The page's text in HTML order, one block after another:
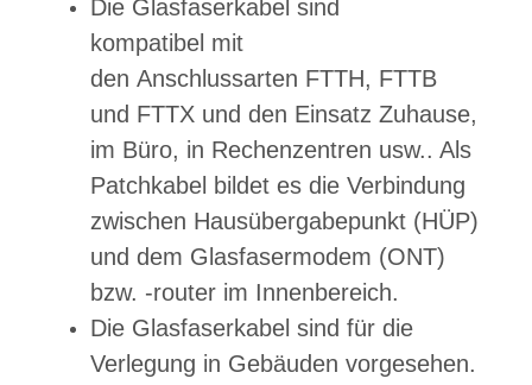
Die Glasfaserkabel sind
kompatibel mit
den Anschlussarten FTTH, FTTB
und FTTX und den Einsatz Zuhause,
im Büro, in Rechenzentren usw.. Als
Patchkabel bildet es die Verbindung
zwischen Hausübergabepunkt (HÜP)
und dem Glasfasermodem (ONT)
bzw. -router im Innenbereich.
Die Glasfaserkabel sind für die
Verlegung in Gebäuden vorgesehen.